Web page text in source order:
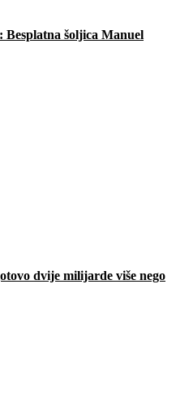
šoljica Manuel
dvije milijarde više nego